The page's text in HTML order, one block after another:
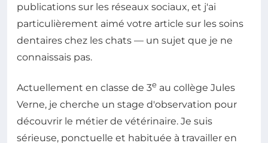
publications sur les réseaux sociaux, et j'ai
particulièrement aimé votre article sur les soins
dentaires chez les chats — un sujet que je ne
connaissais pas.
Actuellement en classe de 3e au collège Jules
Verne, je cherche un stage d'observation pour
découvrir le métier de vétérinaire. Je suis
sérieuse, ponctuelle et habituée à travailler en